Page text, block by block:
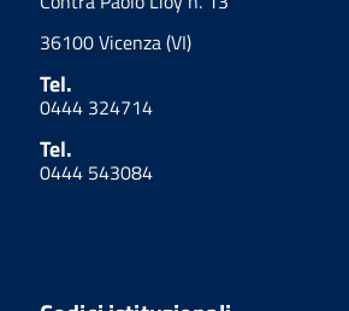
36100 Vicenza (VI)
Tel.
0444 324714
Tel.
0444 543084